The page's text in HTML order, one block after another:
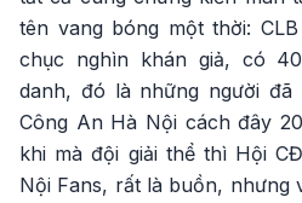
tên vang bóng một thời:
chục nghìn khán giả, có
danh, đó là những người
Công An Hà Nội cách đây
khi mà đội giải thể thì Hội
Nội Fans, rất là buồn, nhưng